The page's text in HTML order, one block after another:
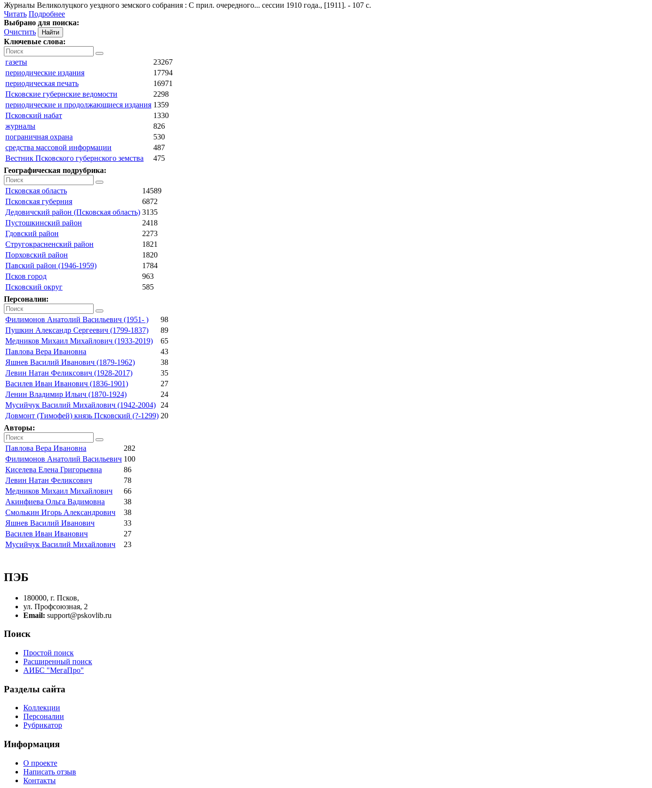
Журналы Великолуцкого уездного земского собрания : С прил. очередного... сессии 1910 года., [1911]. - 107 с.
Читать Подробнее
Выбрано для поиска:
Очистить
Ключевые слова:
газеты
23267
периодические издания
17794
периодическая печать
16971
Псковские губернские ведомости
2298
периодические и продолжающиеся издания 1359
Псковский набат
1330
журналы
826
пограничная охрана
530
средства массовой информации
487
Вестник Псковского губернского земства
475
Географическая подрубрика:
Псковская область
14589
Псковская губерния
6872
Дедовичский район (Псковская область) 3135
Пустошкинский район
2418
Гдовский район
2273
Стругокрасненский район
1821
Порховский район
1820
Павский район (1946-1959)
1784
Псков город
963
Псковский округ
585
Персоналии:
Филимонов Анатолий Васильевич (1951- )
98
Пушкин Александр Сергеевич (1799-1837)
89
Медников Михаил Михайлович (1933-2019)
65
Павлова Вера Ивановна
43
Яшнев Василий Иванович (1879-1962)
38
Левин Натан Феликсович (1928-2017)
35
Василев Иван Иванович (1836-1901)
27
Ленин Владимир Ильич (1870-1924)
24
Мусийчук Василий Михайлович (1942-2004)
24
Довмонт (Тимофей) князь Псковский (?-1299) 20
Авторы:
Павлова Вера Ивановна
282
Филимонов Анатолий Васильевич 100
Киселева Елена Григорьевна
86
Левин Натан Феликсович
78
Медников Михаил Михайлович
66
Акинфиева Ольга Вадимовна
38
Смолькин Игорь Александрович
38
Яшнев Василий Иванович
33
Василев Иван Иванович
27
Мусийчук Василий Михайлович
23
ПЭБ
180000, г. Псков,
ул. Профсоюзная, 2
Email: support@pskovlib.ru
Поиск
Простой поиск
Расширенный поиск
АИБС "МегаПро"
Разделы сайта
Коллекции
Персоналии
Рубрикатор
Информация
О проекте
Написать отзыв
Контакты